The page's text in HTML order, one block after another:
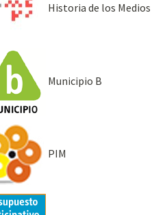
Historia de los Medios
Municipio B
PIM